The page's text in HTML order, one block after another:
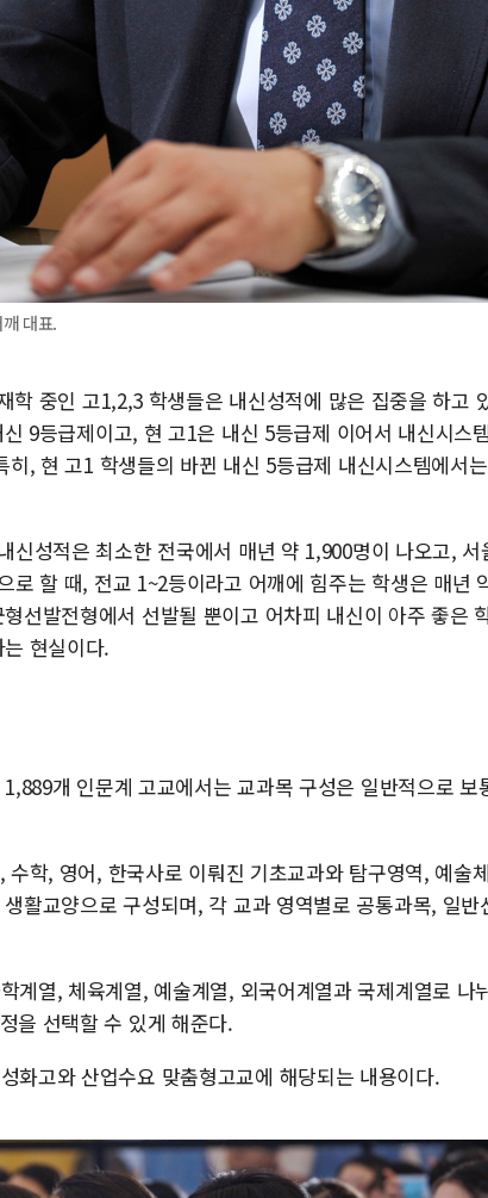
대표.
학 중인 고1,2,3 학생들은 내신성적에 많은 집중을 하고
9등급제이고, 현 고1은 내신 5등급제 이어서 내신시스
히, 현 고1 학생들의 바뀐 내신 5등급제 내신시스템에서
신성적은 최소한 전국에서 매년 약 1,900명이 나오고,
로 할 때, 전교 1~2등이라고 어깨에 힘주는 학생은 매년
선발전형에서 선발될 뿐이고 어차피 내신이 아주 좋은
현실이다.
개 인문계 고교에서는 교과목 구성은 일반적으로
수학, 영어, 한국사로 이뤄진 기초교과와 탐구영역, 예술
활교양으로 구성되며, 각 교과 영역별로 공통과목, 일
계열, 체육계열, 예술계열, 외국어계열과 국제계열로 나
을 선택할 수 있게 해준다.
화고와 산업수요 맞춤형고교에 해당되는 내용이다.